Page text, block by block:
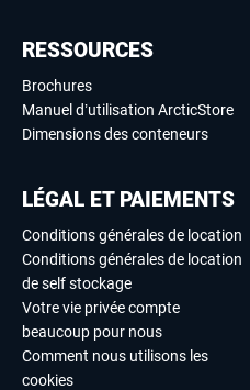
RESSOURCES
Brochures
Manuel d’utilisation ArcticStore
Dimensions des conteneurs
LÉGAL ET PAIEMENTS
Conditions générales de location
Conditions générales de location
de self stockage
Votre vie privée compte
beaucoup pour nous
Comment nous utilisons les
cookies